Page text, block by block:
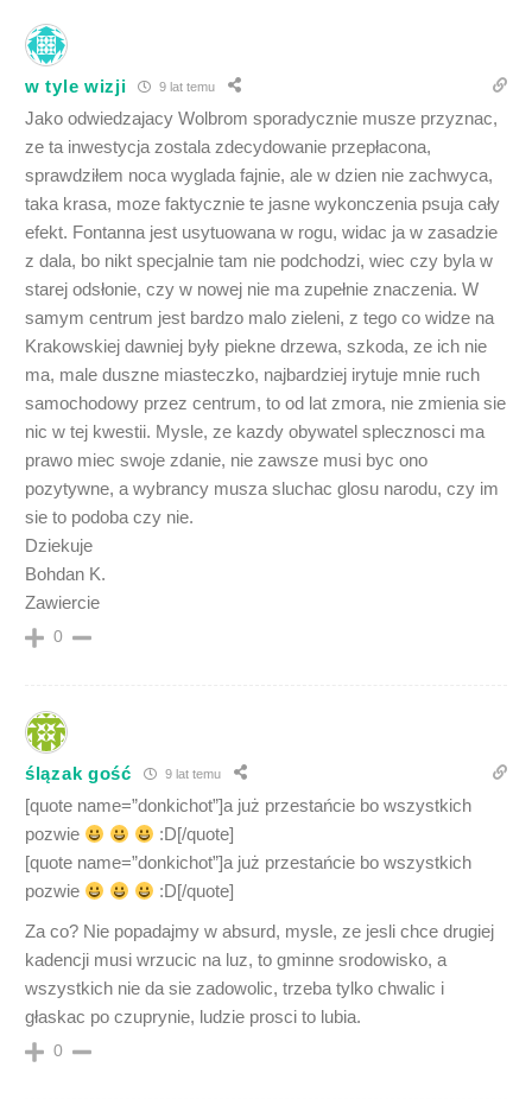
w tyle wizji 9 lat temu
Jako odwiedzajacy Wolbrom sporadycznie musze przyznac,
ze ta inwestycja zostala zdecydowanie przepłacona,
sprawdziłem noca wyglada fajnie, ale w dzien nie zachwyca,
taka krasa, moze faktycznie te jasne wykonczenia psuja cały
efekt. Fontanna jest usytuowana w rogu, widac ja w zasadzie
z dala, bo nikt specjalnie tam nie podchodzi, wiec czy byla w
starej odsłonie, czy w nowej nie ma zupełnie znaczenia. W
samym centrum jest bardzo malo zieleni, z tego co widze na
Krakowskiej dawniej były piekne drzewa, szkoda, ze ich nie
ma, male duszne miasteczko, najbardziej irytuje mnie ruch
samochodowy przez centrum, to od lat zmora, nie zmienia sie
nic w tej kwestii. Mysle, ze kazdy obywatel splecznosci ma
prawo miec swoje zdanie, nie zawsze musi byc ono
pozytywne, a wybrancy musza sluchac glosu narodu, czy im
sie to podoba czy nie.
Dziekuje
Bohdan K.
Zawiercie
0
ślązak gość 9 lat temu
[quote name=”donkichot”]a już przestańcie bo wszystkich
pozwie
:D[/quote]
[quote name=”donkichot”]a już przestańcie bo wszystkich
pozwie
:D[/quote]
Za co? Nie popadajmy w absurd, mysle, ze jesli chce drugiej
kadencji musi wrzucic na luz, to gminne srodowisko, a
wszystkich nie da sie zadowolic, trzeba tylko chwalic i
głaskac po czuprynie, ludzie prosci to lubia.
0